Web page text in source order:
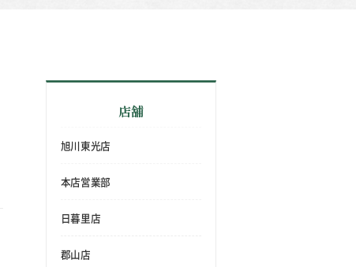
店舗
旭川東光店
本店営業部
日暮里店
郡山店